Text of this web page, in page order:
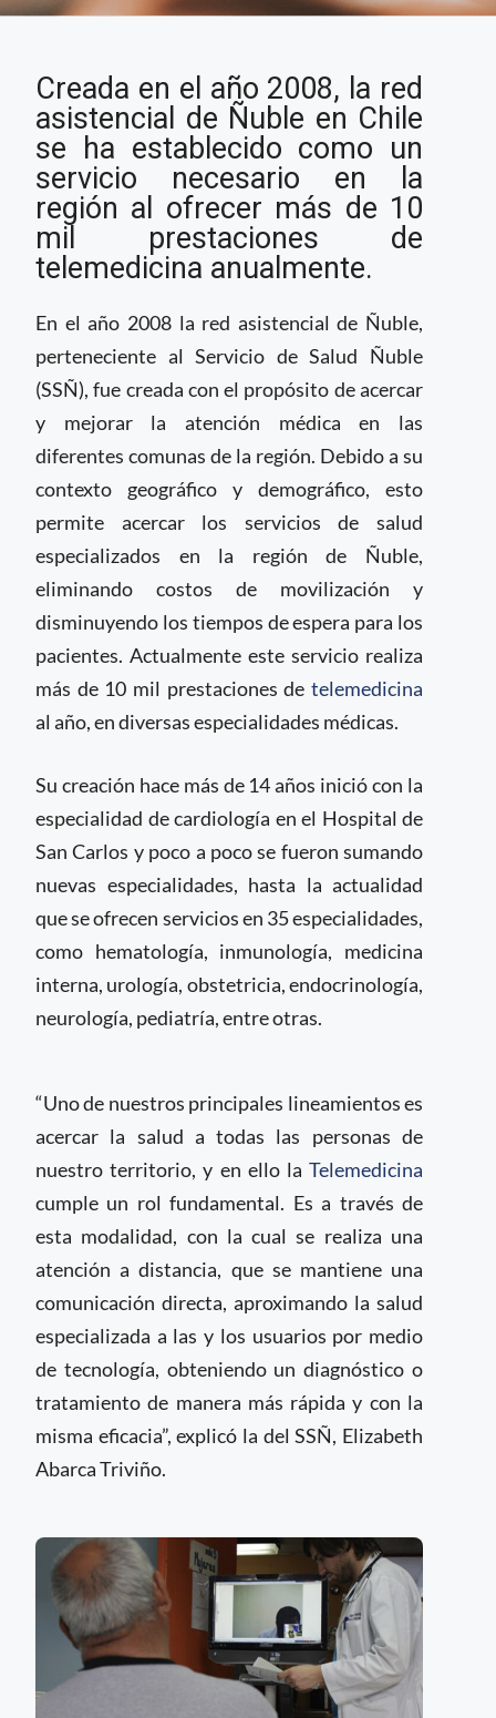
telemedicina en región
de Chile brindan más
de 10 mil atenciones
Creada en el año 2008, la red
asistencial de Ñuble en Chile
se ha establecido como un
servicio necesario en la
región al ofrecer más de 10
mil prestaciones de
telemedicina anualmente.
En el año 2008 la red asistencial de Ñuble,
perteneciente al Servicio de Salud Ñuble
(SSÑ), fue creada con el propósito de acercar
y mejorar la atención médica en las
diferentes comunas de la región. Debido a su
contexto geográfico y demográfico, esto
permite acercar los servicios de salud
especializados en la región de Ñuble,
eliminando costos de movilización y
disminuyendo los tiempos de espera para los
pacientes. Actualmente este servicio realiza
más de 10 mil prestaciones de telemedicina
al año, en diversas especialidades médicas.
Su creación hace más de 14 años inició con la
especialidad de cardiología en el Hospital de
San Carlos y poco a poco se fueron sumando
nuevas especialidades, hasta la actualidad
que se ofrecen servicios en 35 especialidades,
como hematología, inmunología, medicina
interna, urología, obstetricia, endocrinología,
neurología, pediatría, entre otras.
“Uno de nuestros principales lineamientos es
acercar la salud a todas las personas de
nuestro territorio, y en ello la Telemedicina
cumple un rol fundamental. Es a través de
esta modalidad, con la cual se realiza una
atención a distancia, que se mantiene una
comunicación directa, aproximando la salud
especializada a las y los usuarios por medio
de tecnología, obteniendo un diagnóstico o
tratamiento de manera más rápida y con la
misma eficacia”, explicó la del SSÑ, Elizabeth
Abarca Triviño.